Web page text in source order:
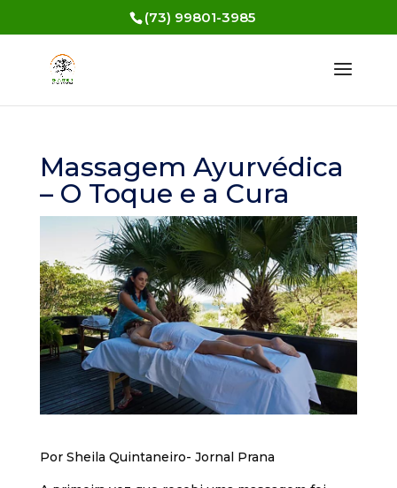
(73) 99801-3985
Massagem Ayurvédica
– O Toque e a Cura
Por Sheila Quintaneiro- Jornal Prana